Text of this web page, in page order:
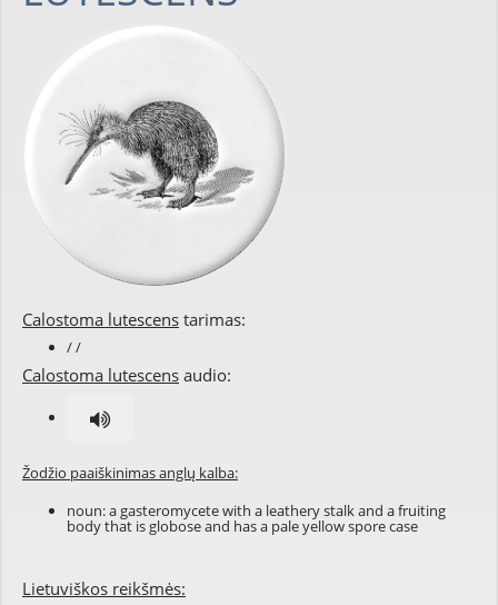
Calostoma lutescens tarimas:
/ /
Calostoma lutescens audio:
Žodžio paaiškinimas anglų kalba:
noun: a gasteromycete with a leathery stalk and a fruiting
body that is globose and has a pale yellow spore case
Lietuviškos reikšmės: